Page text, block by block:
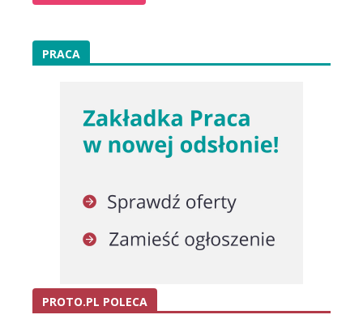
PRACA
PROTO.PL POLECA